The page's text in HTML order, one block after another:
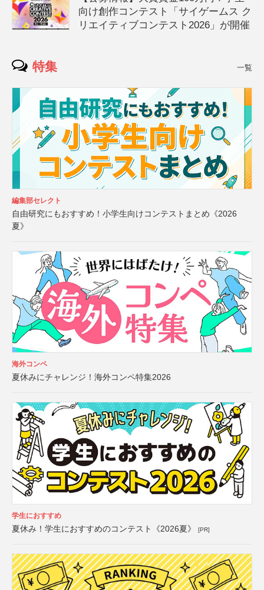
向け創作コンテスト「サイゲームス ク
リエイティブコンテスト2026」が開催
特集 一覧
編集部セレクト
自由研究にもおすすめ！小学生向けコンテストまとめ《2026
夏》
海外コンペ
夏休みにチャレンジ！海外コンペ特集2026
学生におすすめ
夏休み！学生におすすめのコンテスト《2026夏》 [PR]